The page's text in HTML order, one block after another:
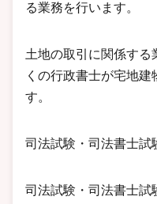
る業務を行います。
土地の取引に関係する
くの行政書士が宅地建
す。
司法試験・司法書士試
司法試験・司法書士試